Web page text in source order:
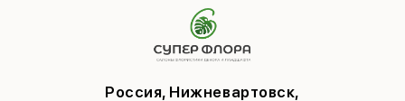
Россия, Нижневартовск,
Политика конфиденциальности
Соглашение на рекламу